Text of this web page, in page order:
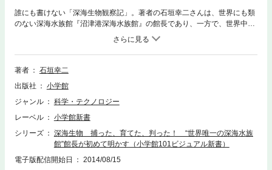
誰にも書けない「深海生物観察記」。著者の石垣幸二さんは、世界にも類
のない深海水族館『沼津港深海水族館』の館長であり、一方で、世界中の
水族館や研究施設からの依頼で希少な海洋生物を納入している“海の手配
師”としても活躍しています。自分で捕獲し、飼育・観察し、水族館での展
示の工夫まで考えているのです。本書では、その石垣さんが実際に捕獲
し、観察しているからこそ判った深海生物の不思議な生態や、飼育・展示
たくさん掲載しました。一方、“海の手配師”としての仕事もエピソードに
あふれています。漁の際に船を出してくれる漁師さんたちとの付き合い
との出会い、採算を度外視してでも誠実に仕事をして信頼を得る、捕るこ
とよりも実は搬送のほうが難しい……深海ビジネスを初めて成功させた男
といわれる石垣さんの仕事への真摯な取り組み方は、ビジネス書としても
ります。。
著者
石垣幸二
出版社
小学館
ジャンル
科学・テクノロジー
レーベル
小学館新書
シリーズ
深海生物 捕った、育てた、判った！ “世界唯一の深海水族
館”館長が初めて明かす（小学館101ビジュアル新書）
電子版配信開始日
2014/08/15